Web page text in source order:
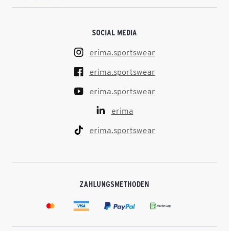
SOCIAL MEDIA
erima.sportswear
erima.sportswear
erima.sportswear
erima
erima.sportswear
ZAHLUNGSMETHODEN